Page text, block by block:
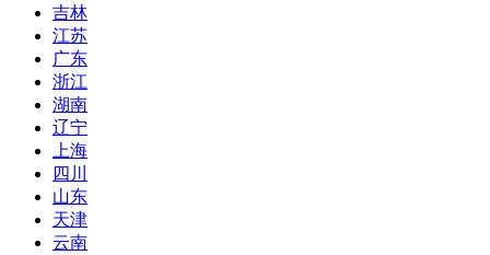
吉林
江苏
广东
浙江
湖南
辽宁
上海
四川
山东
天津
云南